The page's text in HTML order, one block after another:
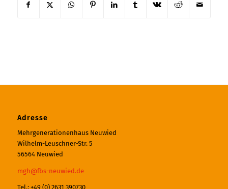
Adresse
Mehrgenerationenhaus Neuwied
Wilhelm-Leuschner-Str. 5
56564 Neuwied
mgh@fbs-neuwied.de
Tel.: +49 (0) 2631 390730